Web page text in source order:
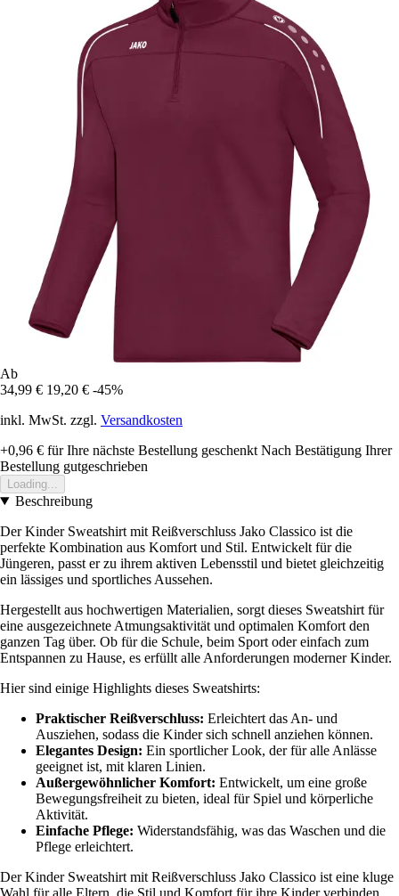
Ab
34,99 € 19,20 € -45%
inkl. MwSt. zzgl. Versandkosten
+0,96 € für Ihre nächste Bestellung geschenkt Nach Bestätigung Ihrer
Bestellung gutgeschrieben
Loading...
Beschreibung
Der Kinder Sweatshirt mit Reißverschluss Jako Classico ist die
perfekte Kombination aus Komfort und Stil. Entwickelt für die
Jüngeren, passt er zu ihrem aktiven Lebensstil und bietet gleichzeitig
ein lässiges und sportliches Aussehen.
Hergestellt aus hochwertigen Materialien, sorgt dieses Sweatshirt für
eine ausgezeichnete Atmungsaktivität und optimalen Komfort den
ganzen Tag über. Ob für die Schule, beim Sport oder einfach zum
Entspannen zu Hause, es erfüllt alle Anforderungen moderner Kinder.
Hier sind einige Highlights dieses Sweatshirts:
Praktischer Reißverschluss: Erleichtert das An- und
Ausziehen, sodass die Kinder sich schnell anziehen können.
Elegantes Design: Ein sportlicher Look, der für alle Anlässe
geeignet ist, mit klaren Linien.
Außergewöhnlicher Komfort: Entwickelt, um eine große
Bewegungsfreiheit zu bieten, ideal für Spiel und körperliche
Aktivität.
Einfache Pflege: Widerstandsfähig, was das Waschen und die
Pflege erleichtert.
Der Kinder Sweatshirt mit Reißverschluss Jako Classico ist eine kluge
Wahl für alle Eltern, die Stil und Komfort für ihre Kinder verbinden